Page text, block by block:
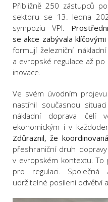
Přibližně 250 zástupců
sektoru se 13. ledna
sympoziu VPI.
se akce zabývala
formují železniční
a evropské regulace až po
inovace.
Ve svém úvodním
nastínil současnou
nákladní doprava čelí
ekonomickým i v
Zdůraznil, že
přeshraniční druh
v evropském kontextu.
pro regulaci.
udržitelné posílení odvětví